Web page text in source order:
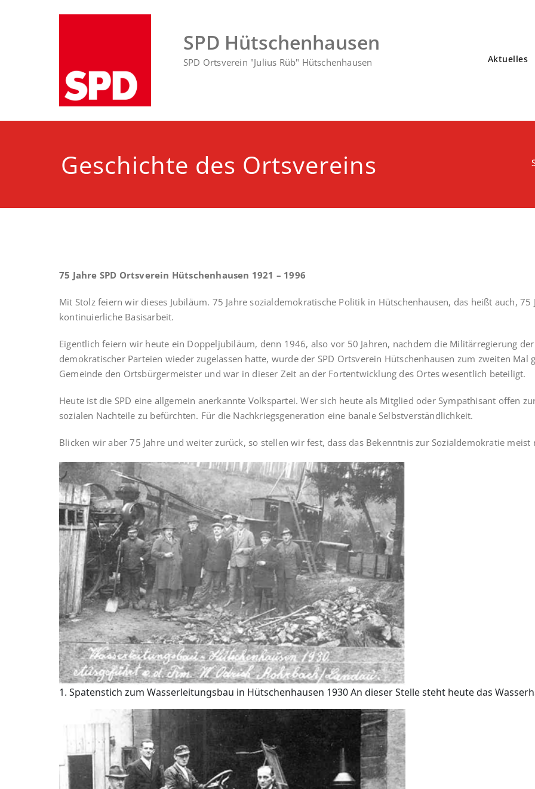
SPD Hütschenhausen
SPD Ortsverein "Julius Rüb" Hütschenhausen Aktuelles
Geschichte des Ortsvereins
75 Jahre SPD Ortsverein Hütschenhausen 1921 – 1996
Mit Stolz feiern wir dieses Jubiläum. 75 Jahre sozialdemokratische Politik in Hütschenhausen, das heißt auch,
kontinuierliche Basisarbeit.
Eigentlich feiern wir heute ein Doppeljubiläum, denn 1946, also vor 50 Jahren, nachdem die Militärregierung
demokratischer Parteien wieder zugelassen hatte, wurde der SPD Ortsverein Hütschenhausen zum zweiten Mal
Gemeinde den Ortsbürgermeister und war in dieser Zeit an der Fortentwicklung des Ortes wesentlich betei­ligt.
Heute ist die SPD eine allgemein anerkannte Volkspartei. Wer sich heute als Mitglied oder Sympathisant offen
sozialen Nachteile zu befürchten. Für die Nachkriegsgenerati­on eine banale Selbstverständlichkeit.
Blicken wir aber 75 Jahre und weiter zurück, so stellen wir fest, dass das Bekenntnis zur Sozialdemokratie
1. Spatenstich zum Wasserleitungsbau in Hütschenhausen 1930 An dieser Stelle steht heute das